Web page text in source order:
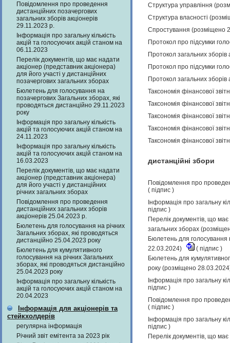
Повідомлення про проведення
дистанційних позачергових
загальних зборів акціонерів
29.11.2023 р.
Інформація про загальну кількість
акцій та голосуючих акцій станом на
06.11.2023
Перелік документів, що має надати
акціонер (представник акціонера)
для його участі у дистанційних
позачергових загальних зборах
Бюлетень для голосування на
позачергових Загальних зборах, які
проводяться дистанційно 29.11.2023
року
Інформація про загальну кількість
акцій та голосуючих акцій станом на
24.11.2023
Інформація про загальну кількість
акцій та голосуючих акцій станом на
16.03.2023
Перелік документів, що має надати
акціонер (представник акціонера)
для його участі у дистанційних
річних загальних зборах
Повідомлення про проведення
дистанційних загальних зборів
акціонерів 25.04.2023 р.
Бюлетень для голосування на річних
Загальних зборах, які проводяться
дистанційно 25.04.2023 року
Бюлетень для кумулятивного
голосування на річних Загальних
зборах, які проводяться дистанційно
25.04.2023 року
Інформація про загальну кількість
акцій та голосуючих акцій станом на
20.04.2023
Інформація для акціонерів та
стейкхолдерів
регулярна інформація
Річний звіт емітента за 2023 рік
Структура управління
Структура власності
Спростування (розміщено
Протокол про підсумки
Протокол загальних
Протокол про підсумки
Протокол загальних
Таксономія фінансової
Таксономія фінансової
Таксономія фінансової
Таксономія фінансової
Таксономія фінансової
дистанційні збори
Повідомлення про
( підпис )
Інформація про загальну
підпис )
Перелік документів, що
загальних зборах
Бюлетень для голосування
22.03.2024)
( підпис )
Бюлетень для
року (розміщено
Інформація про загальну
підпис )
Повідомлення про
( підпис )
Інформація про загальну
підпис )
Перелік документів, що